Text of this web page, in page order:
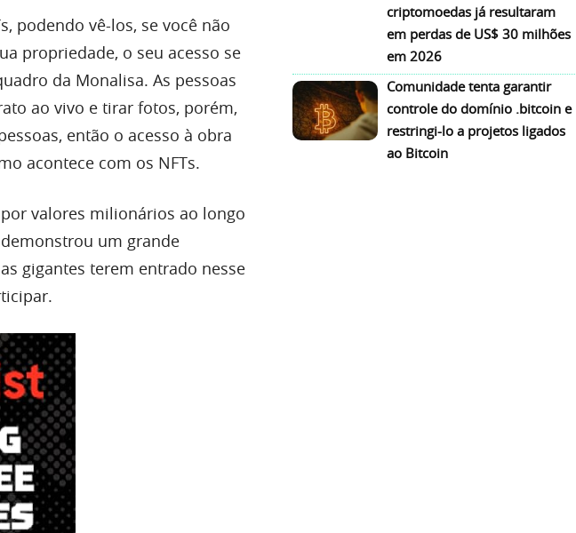
podendo vê-los, se você não
propriedade, o seu acesso se
da Monalisa. As pessoas
ao vivo e tirar fotos, porém,
então o acesso à obra
acontece com os NFTs.
valores milionários ao longo
um grande
gigantes terem entrado nesse
criptomoedas já resultaram
em perdas de US$ 30 milhões
em 2026
Comunidade tenta garantir
controle do domínio .bitcoin e
restringi-lo a projetos ligados
ao Bitcoin